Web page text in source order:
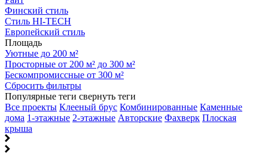
Финский стиль
Стиль HI-TECH
Европейский стиль
Площадь
Уютные до 200 м²
Просторные от 200 м² до 300 м²
Бескомпромиссные от 300 м²
Сбросить фильтры
Популярные теги свернуть теги
Все проекты Клееный брус Комбинированные Каменные
дома 1-этажные 2-этажные Авторские Фахверк Плоская
крыша